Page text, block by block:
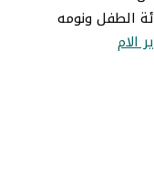
الطفل ونومه
الام